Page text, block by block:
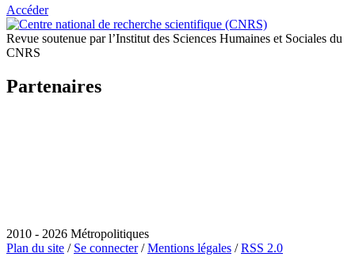
Accéder
Revue soutenue par l’Institut des Sciences Humaines et Sociales du
CNRS
Partenaires
2010 - 2026 Métropolitiques
Plan du site / Se connecter/Mentions légales /RSS 2.0